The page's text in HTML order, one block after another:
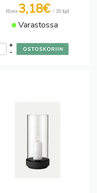
Hinta 3,18€ / 20 kpl
Varastossa
-
+